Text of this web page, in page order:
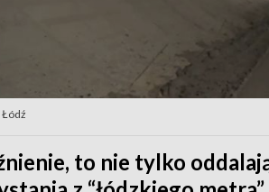
Łódź
to nie tylko